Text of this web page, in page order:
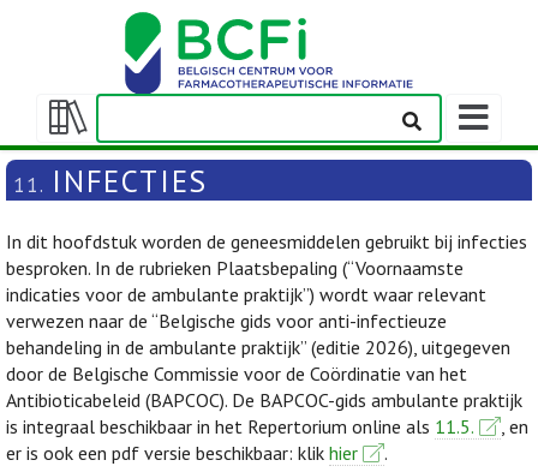
Weergeven/verbergen
inhoudstafel
11. INFECTIES
In dit hoofdstuk worden de geneesmiddelen gebruikt bij infecties
besproken. In de rubrieken Plaatsbepaling (“Voornaamste
indicaties voor de ambulante praktijk”) wordt waar relevant
verwezen naar de “Belgische gids voor anti-infectieuze
behandeling in de ambulante praktijk” (editie 2026), uitgegeven
door de Belgische Commissie voor de Coördinatie van het
Antibioticabeleid (BAPCOC). De BAPCOC-gids ambulante praktijk
is integraal beschikbaar in het Repertorium online als 11.5.
, en
er is ook een pdf versie beschikbaar: klik hier
.